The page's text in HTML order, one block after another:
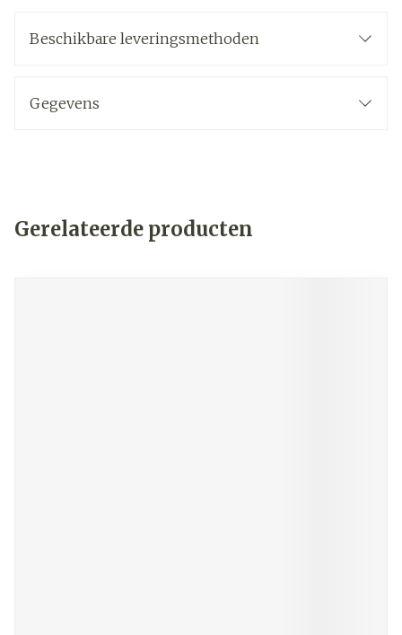
Beschikbare leveringsmethoden
Gegevens
Gerelateerde producten